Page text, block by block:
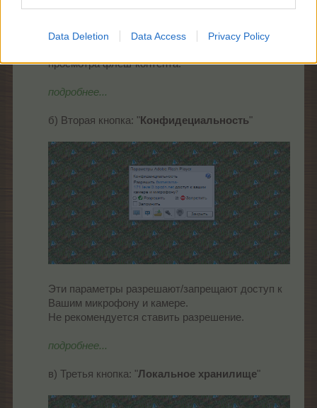
Data Deletion Data Access Privacy Policy
Параметр отображения позволяет использовать
просмотра флеш-контента.
подробнее...
б) Вторая кнопка: "Конфидециальность"
Эти параметры разрешают/запрещают доступ к
Вашим микрофону и камере.
Не рекомендуется ставить разрешение.
подробнее...
в) Третья кнопка: "Локальное хранилище"